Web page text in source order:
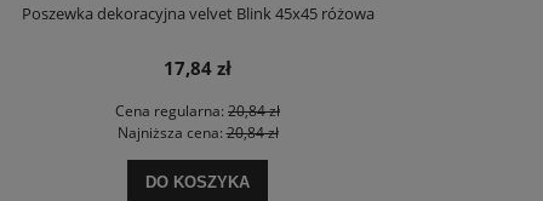
Poszewka dekoracyjna velvet Blink 45x45 różowa
17,84 zł
Cena regularna: 20,84 zł
Najniższa cena:20,84 zł
DO KOSZYKA